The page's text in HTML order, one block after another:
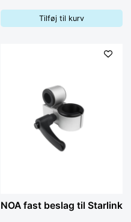
Tilføj til kurv
NOA fast beslag til Starlink